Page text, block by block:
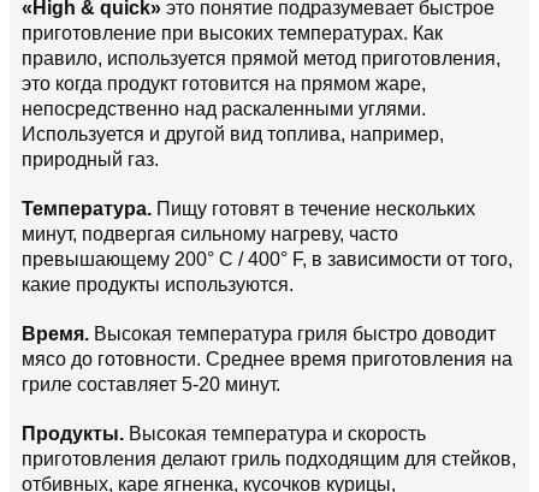
«High & quick» это понятие подразумевает быстрое
приготовление при высоких температурах. Как
правило, используется прямой метод приготовления,
это когда продукт готовится на прямом жаре,
непосредственно над раскаленными углями.
Используется и другой вид топлива, например,
природный газ.
Температура. Пищу готовят в течение нескольких
минут, подвергая сильному нагреву, часто
превышающему 200° C / 400° F, в зависимости от того,
какие продукты используются.
Время. Высокая температура гриля быстро доводит
мясо до готовности. Среднее время приготовления на
гриле составляет 5-20 минут.
Продукты. Высокая температура и скорость
приготовления делают гриль подходящим для стейков,
отбивных, каре ягненка, кусочков курицы,